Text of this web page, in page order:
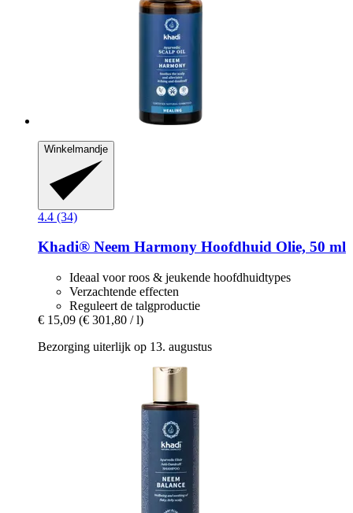
Winkelmandje
4.4 (34)
Khadi® Neem Harmony Hoofdhuid Olie, 50 ml
Ideaal voor roos & jeukende hoofdhuidtypes
Verzachtende effecten
Reguleert de talgproductie
€ 15,09 (€ 301,80 / l)
Bezorging uiterlijk op 13. augustus